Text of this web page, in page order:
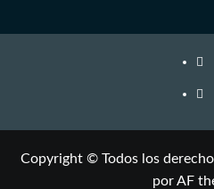
Copyright © Todos los
por AF